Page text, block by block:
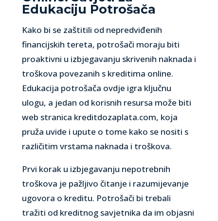
Edukaciju Potrošača
Kako bi se zaštitili od nepredviđenih
financijskih tereta, potrošači moraju biti
proaktivni u izbjegavanju skrivenih naknada i
troškova povezanih s kreditima online.
Edukacija potrošača ovdje igra ključnu
ulogu, a jedan od korisnih resursa može biti
web stranica kreditdozaplata.com, koja
pruža uvide i upute o tome kako se nositi s
različitim vrstama naknada i troškova.
Prvi korak u izbjegavanju nepotrebnih
troškova je pažljivo čitanje i razumijevanje
ugovora o kreditu. Potrošači bi trebali
tražiti od kreditnog savjetnika da im objasni